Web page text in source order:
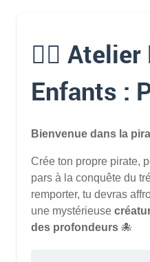
🏴‍☠️
Enfants :
Bienvenue dans la
Crée ton propre pirate,
pars à la conquête du
remporter, tu devras
une mystérieuse
des profondeurs 🐙